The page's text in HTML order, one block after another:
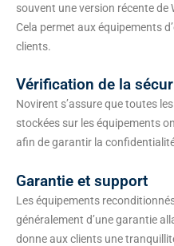
souvent une version récente de
Cela permet aux équipements
clients.
Vérification de la
Novirent s’assure que toutes
stockées sur les équipements
afin de garantir la
Garantie et support
Les équipements
généralement d’une garantie
donne aux clients une